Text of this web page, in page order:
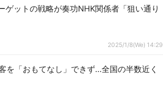
ゲットの戦略が奏功NHK関係者「狙い通り
2025/1/8(We) 14:29
を「おもてなし」できず…全国の半数近く